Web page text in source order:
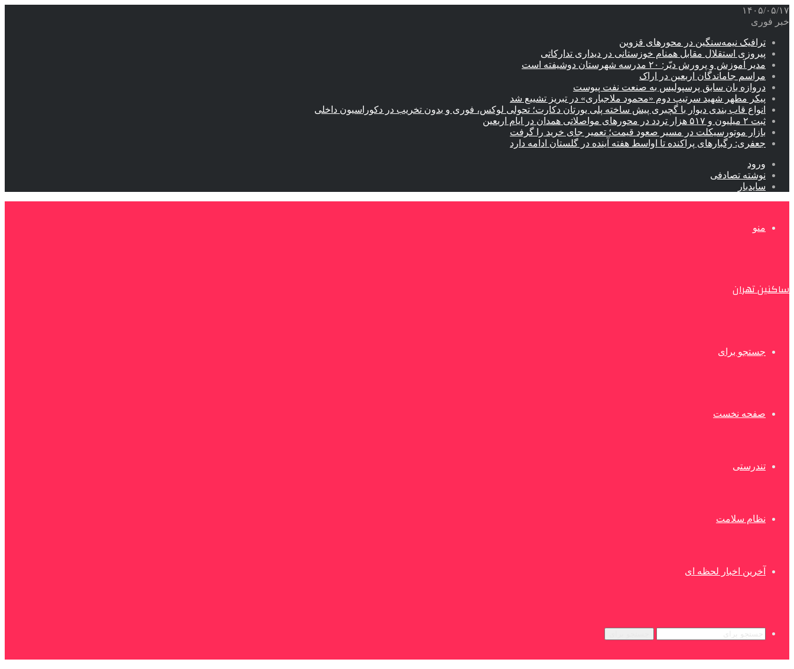
۱۴۰۵/۰۵/۱۷
خبر فوری
ترافیک نیمه‌سنگین در محورهای قزوین
پیروزی استقلال مقابل همنام خوزستانی در دیداری تدارکاتی
مدیر آموزش و پرورش دیّر: ۲۰ مدرسه شهرستان دوشیفته است
مراسم جاماندگان اربعین در اراک
دروازه بان سابق پرسپولیس به صنعت نفت پیوست
پیکر مطهر شهید سرتیپ دوم «محمود ملاجباری» در تبریز تشییع شد
انواع قاب بندی دیوار با گچبری پیش ساخته پلی یورتان دکارت؛ تحولی لوکس، فوری و بدون تخریب در دکوراسیون داخلی
ثبت ۲ میلیون و ۵۱۷ هزار تردد در محورهای مواصلاتی همدان در ایام اربعین
بازار موتورسیکلت در مسیر صعود قیمت؛ تعمیر جای خرید را گرفت
جعفری: رگبارهای پراکنده تا اواسط هفته آینده در گلستان ادامه دارد
ورود
نوشته تصادفی
سایدبار
منو
ساکنین تهران
جستجو برای
صفحه نخست
تندرستی
نظام سلامت
آخرین اخبار لحظه ای